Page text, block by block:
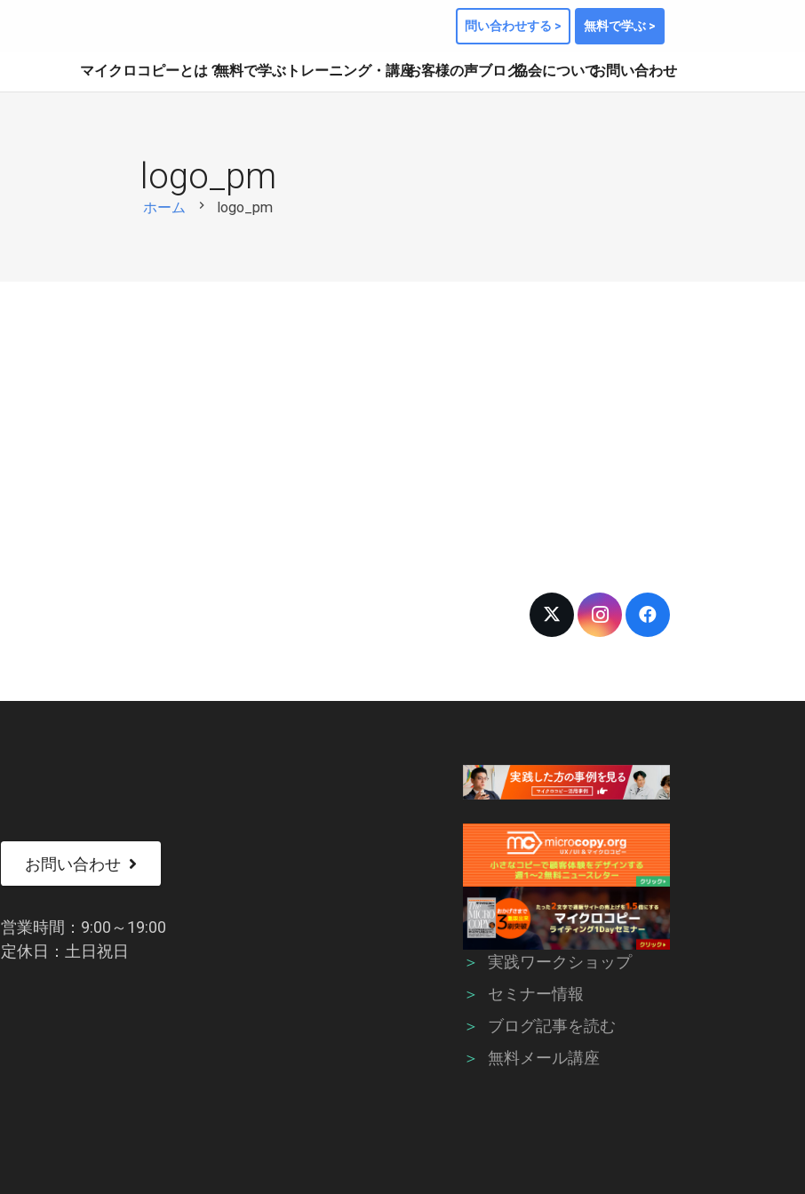
問い合わせする > 無料で学ぶ >
マイクロコピーとは？無料で学ぶ トレーニング・講座お客様の声ブログ協会についてお問い合わせ
logo_pm
ホーム chevron_right logo_pm
お問い合わせ
営業時間：9:00～19:00
定休日：土日祝日
＞
実践ワークショップ
＞
セミナー情報
＞
ブログ記事を読む
＞
無料メール講座